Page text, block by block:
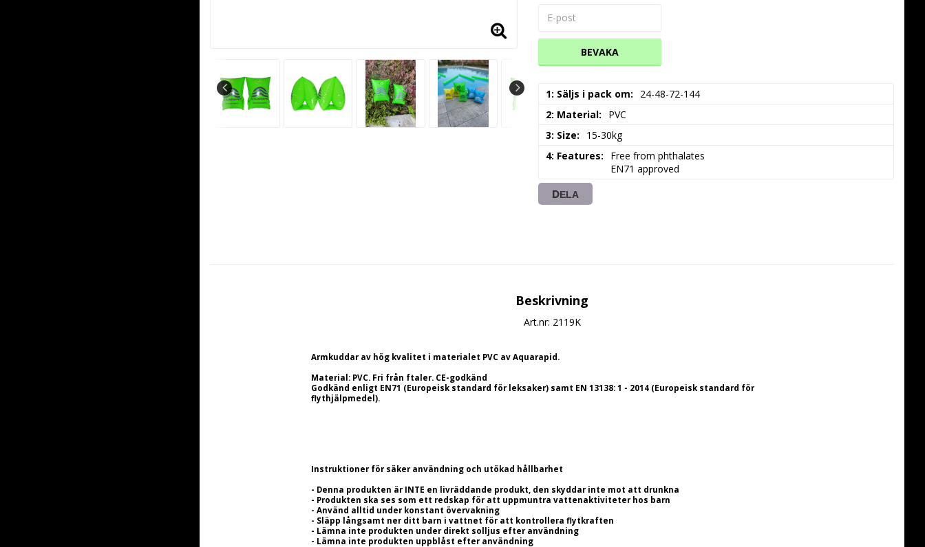
BEVAKA
1: Säljs i pack om
24-48-72-144
2: Material
PVC
3: Size
15-30kg
4: Features
Free from phthalates
EN71 approved
DELA
Beskrivning
Art.nr: 2119K
Armkuddar av hög kvalitet i materialet PVC av Aquarapid.
Material: PVC. Fri från ftaler. CE-godkänd
Godkänd enligt EN71 (Europeisk standard för leksaker) samt EN 13138: 1 - 2014 (Europeisk standard för
flythjälpmedel).
Instruktioner för säker användning och utökad hållbarhet
- Denna produkten är INTE en livräddande produkt, den skyddar inte mot att drunkna
- Produkten ska ses som ett redskap för att uppmuntra vattenaktiviteter hos barn
- Använd alltid under konstant övervakning
- Släpp långsamt ner ditt barn i vattnet för att kontrollera flytkraften
- Lämna inte produkten under direkt solljus efter användning
- Lämna inte produkten uppblåst efter användning